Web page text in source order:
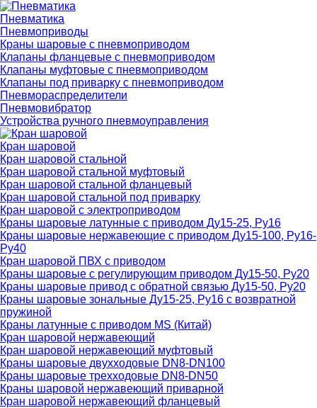
Пневматика
Пневмоприводы
Краны шаровые с пневмоприводом
Клапаны фланцевые с пневмоприводом
Клапаны муфтовые с пневмоприводом
Клапаны под приварку с пневмоприводом
Пневмораспределители
Пневмовибратор
Устройства ручного пневмоуправления
Кран шаровой
Кран шаровой стальной
Кран шаровой стальной муфтовый
Кран шаровой стальной фланцевый
Кран шаровой стальной под приварку
Кран шаровой с электроприводом
Краны шаровые латунные с приводом Ду15-25, Ру16
Краны шаровые нержавеющие с приводом Ду15-100, Ру16-
Ру40
Кран шаровой ПВХ с приводом
Краны шаровые с регулирующим приводом Ду15-50, Ру20
Краны шаровые привод с обратной связью Ду15-50, Ру20
Краны шаровые зональные Ду15-25, Ру16 с возвратной
пружиной
Краны латунные с приводом MS (Китай)
Кран шаровой нержавеющий
Кран шаровой нержавеющий муфтовый
Краны шаровые двухходовые DN8-DN100
Краны шаровые трехходовые DN8-DN50
Краны шаровой нержавеющий приварной
Кран шаровой нержавеющий фланцевый